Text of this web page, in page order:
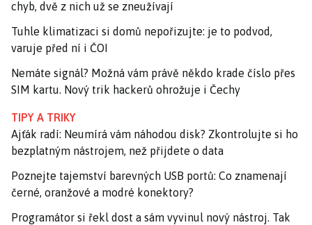
chyb, dvě z nich už se zneužívají
Tuhle klimatizaci si domů nepořizujte: je to podvod,
varuje před ní i ČOI
Nemáte signál? Možná vám právě někdo krade číslo přes
SIM kartu. Nový trik hackerů ohrožuje i Čechy
TIPY A TRIKY
Ajťák radí: Neumírá vám náhodou disk? Zkontrolujte si ho
bezplatným nástrojem, než přijdete o data
Poznejte tajemství barevných USB portů: Co znamenají
černé, oranžové a modré konektory?
Programátor si řekl dost a sám vyvinul nový nástroj. Tak